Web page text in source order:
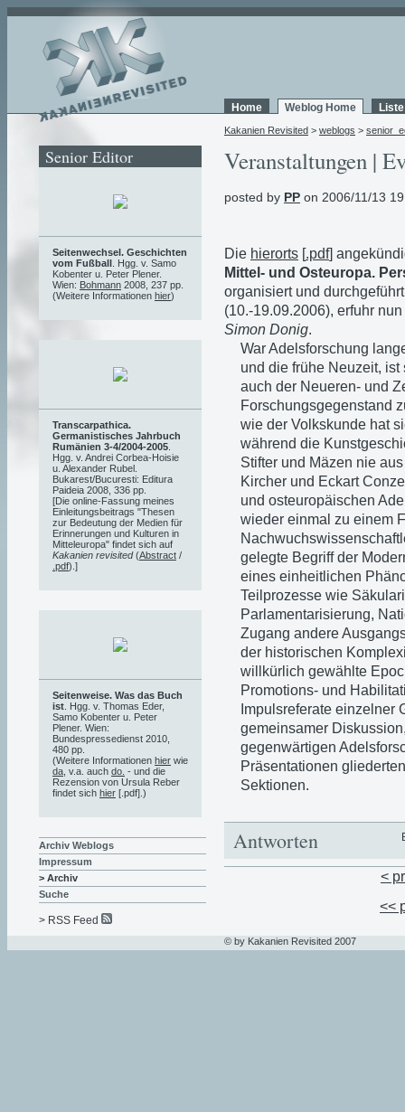
Home Weblog Home
Kakanien Revisited > weblogs >
Veranstaltungen |
posted by PP on 2006/11/13
Die hierorts [.pdf]
Mittel- und Osteuropa.
organisiert und
(10.-19.09.2006), erfuhr
Simon Donig.
War Adelsforschung
und die frühe Neuzeit,
auch der Neueren- und
Forschungsgegenstand
wie der Volkskunde hat
während die
Stifter und Mäzen nie
Kircher und Eckart
und osteuropäischen
wieder einmal zu einem
gelegte Begriff der
eines einheitlichen
Teilprozesse wie
Parlamentarisierung,
Zugang andere
der historischen
willkürlich gewählte
Promotions- und
Impulsreferate einzelner
gemeinsamer
gegenwärtigen
Präsentationen
Sektionen.
Antworten
<
<<
Senior Editor
Seitenwechsel. Geschichten
vom Fußball . Hgg. v. Samo
Kobenter u. Peter Plener.
Wien: Bohmann 2008, 237 pp.
(Weitere Informationen hier)
Transcarpathica.
Germanistisches Jahrbuch
Rumänien 3-4/2004-2005
Hgg. v. Andrei Corbea-Hoisie
u. Alexander Rubel.
Bukarest/Bucuresti: Editura
Paideia 2008, 336 pp.
[Die online-Fassung meines
Einleitungsbeitrags "Thesen
zur Bedeutung der Medien für
Erinnerungen und Kulturen in
Mitteleuropa" findet sich auf
Kakanien revisited(Abstract /
.pdf).]
Seitenweise. Was das Buch
ist . Hgg. v. Thomas Eder,
Samo Kobenter u. Peter
Plener. Wien:
Bundespressedienst 2010,
480 pp.
(Weitere Informationen hier wie
da , v.a. auch do. - und die
Rezension von Ursula Reber
findet sich hier [.pdf].)
Archiv Weblogs
Impressum
> Archiv
Suche
> RSS Feed
© by Kakanien Revisited 2007